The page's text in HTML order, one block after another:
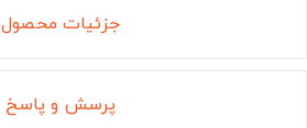
جزئیات محصول
پرسش و پاسخ